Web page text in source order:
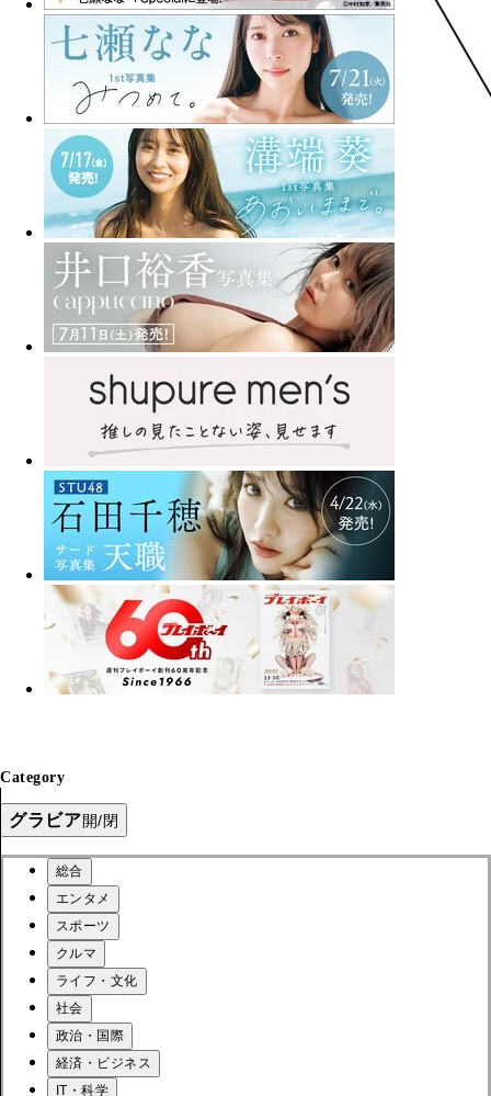
Category
グラビア開/閉
総合
エンタメ
スポーツ
クルマ
ライフ・文化
社会
政治・国際
経済・ビジネス
IT・科学